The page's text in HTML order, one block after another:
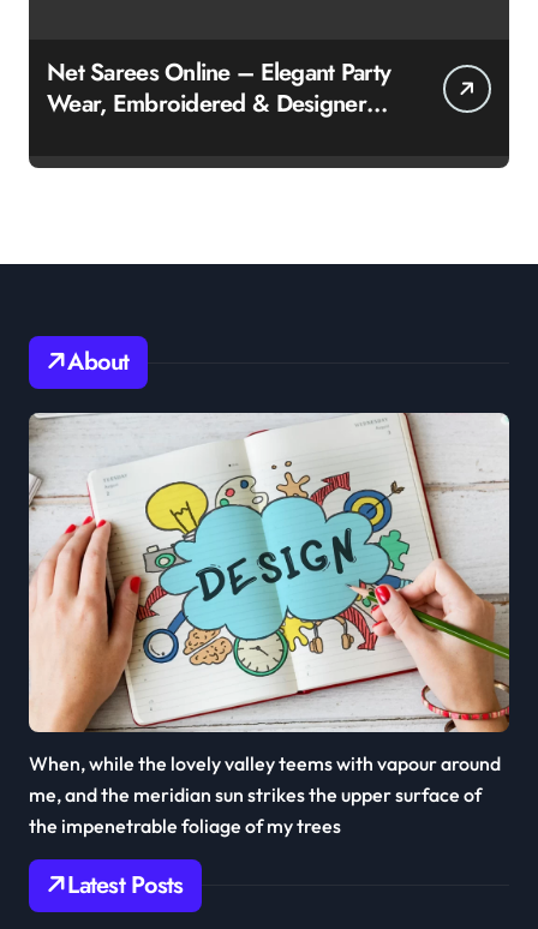
Net Sarees Online – Elegant Party
Wear, Embroidered & Designer
About
When, while the lovely valley teems with vapour around
me, and the meridian sun strikes the upper surface of
the impenetrable foliage of my trees
Latest Posts